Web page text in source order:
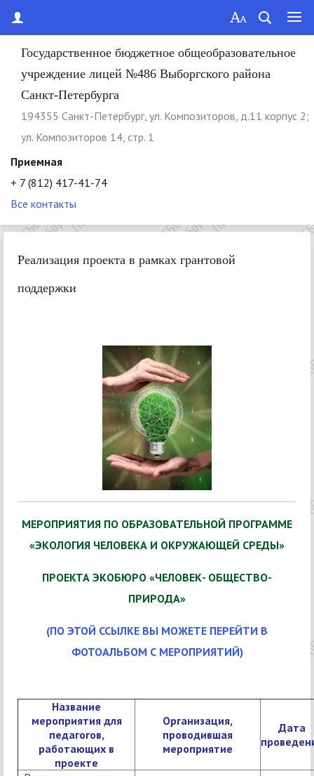
Государственное бюджетное общеобразовательное
учреждение лицей №486 Выборгского района
Санкт-Петербурга
194355 Cанкт-Петербург, ул. Композиторов, д.11 корпус 2;
ул. Композиторов 14, стр. 1
Приемная
+ 7 (812) 417-41-74
Все контакты
Реализация проекта в рамках грантовой
поддержки
МЕРОПРИЯТИЯ ПО ОБРАЗОВАТЕЛЬНОЙ ПРОГРАММЕ
«ЭКОЛОГИЯ ЧЕЛОВЕКА И ОКРУЖАЮЩЕЙ СРЕДЫ»
ПРОЕКТА ЭКОБЮРО «ЧЕЛОВЕК- ОБЩЕСТВО-
ПРИРОДА»
(ПО ЭТОЙ ССЫЛКЕ ВЫ МОЖЕТЕ ПЕРЕЙТИ В
ФОТОАЛЬБОМ С МЕРОПРИЯТИЙ)
Название
мероприятия для
педагогов,
работающих в
проекте
Организация,
проводившая
мероприятие
Дата